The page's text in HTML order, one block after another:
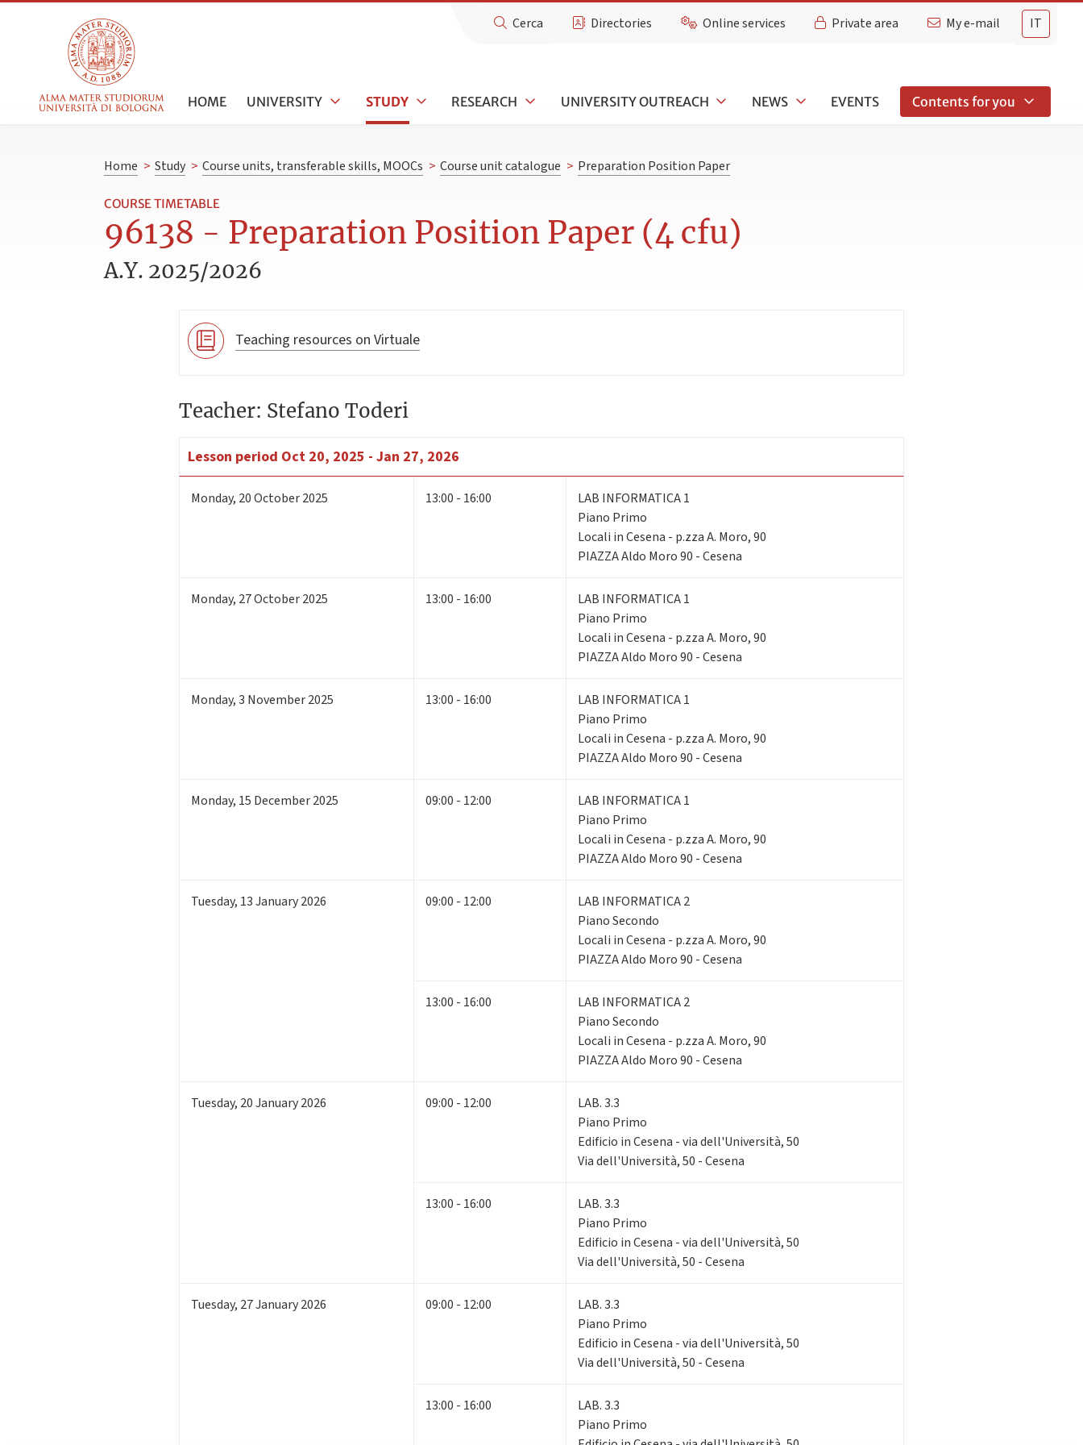
IT
Cerca Directories Online services Private area My e-mail
HOME UNIVERSITY STUDY RESEARCH UNIVERSITY OUTREACH NEWS EVENTS Contents for you
Home > Study > Course units, transferable skills, MOOCs > Course unit catalogue > Preparation Position Paper
COURSE TIMETABLE
96138 - Preparation Position Paper (4 cfu)
A.Y. 2025/2026
Teaching resources on Virtuale
Teacher: Stefano Toderi
Lesson period Oct 20, 2025 - Jan 27, 2026
Monday, 20October 2025 13:00 - 16:00
LAB INFORMATICA 1
Piano Primo
Locali in Cesena - p.zza A. Moro, 90
PIAZZA Aldo Moro 90 - Cesena
Monday, 27October 2025 13:00 - 16:00
LAB INFORMATICA 1
Piano Primo
Locali in Cesena - p.zza A. Moro, 90
PIAZZA Aldo Moro 90 - Cesena
Monday,3 November 2025 13:00 - 16:00
LAB INFORMATICA 1
Piano Primo
Locali in Cesena - p.zza A. Moro, 90
PIAZZA Aldo Moro 90 - Cesena
Monday, 15 December 2025 09:00 - 12:00
LAB INFORMATICA 1
Piano Primo
Locali in Cesena - p.zza A. Moro, 90
PIAZZA Aldo Moro 90 - Cesena
Tuesday, 13January 2026 09:00 - 12:00
LAB INFORMATICA 2
Piano Secondo
Locali in Cesena - p.zza A. Moro, 90
PIAZZA Aldo Moro 90 - Cesena
13:00 - 16:00
LAB INFORMATICA 2
Piano Secondo
Locali in Cesena - p.zza A. Moro, 90
PIAZZA Aldo Moro 90 - Cesena
Tuesday, 20January 2026 09:00 - 12:00
LAB. 3.3
Piano Primo
Edificio in Cesena - via dell'Università, 50
Via dell'Università, 50 - Cesena
13:00 - 16:00
LAB. 3.3
Piano Primo
Edificio in Cesena - via dell'Università, 50
Via dell'Università, 50 - Cesena
Tuesday, 27January 2026 09:00 - 12:00
LAB. 3.3
Piano Primo
Edificio in Cesena - via dell'Università, 50
Via dell'Università, 50 - Cesena
13:00 - 16:00
LAB. 3.3
Piano Primo